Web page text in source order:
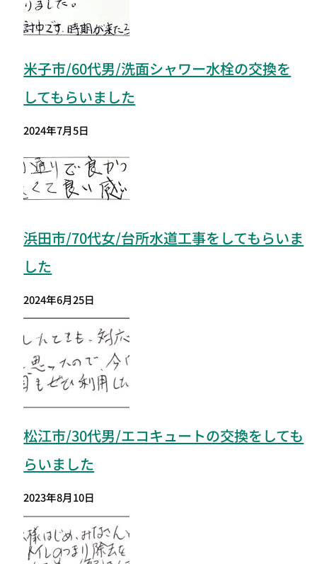
米子市/60代男/洗面シャワー水栓の交換を
してもらいました
2024年7月5日
浜田市/70代女/台所水道工事をしてもらいま
した
2024年6月25日
松江市/30代男/エコキュートの交換をしても
らいました
2023年8月10日